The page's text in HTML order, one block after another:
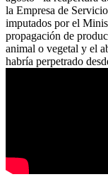
la Empresa de
imputados por el
propagación de
animal o vegetal y el
habría perpetrado